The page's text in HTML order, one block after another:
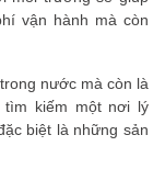
vận hành mà còn
nước mà còn là
kiếm một nơi lý
biệt là những sản